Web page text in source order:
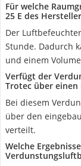
Für welche
25 E des
Der
Stunde. Dadurch
und einem
Verfügt der
Trotec über
Bei diesem
über den
verteilt.
Welche